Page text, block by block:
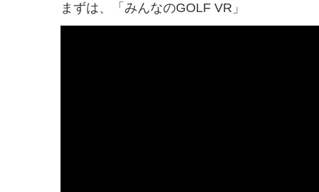
まずは、「みんなのGOLF VR」